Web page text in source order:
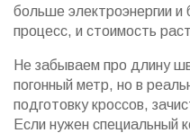
больше электроэнергии
процесс, и стоимость
Не забываем про длину
погонный метр, но в
подготовку кроссов,
Если нужен специальный